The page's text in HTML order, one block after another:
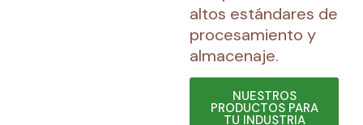
altos estándares de
procesamiento y
almacenaje.
NUESTROS
PRODUCTOS PARA
TU INDUSTRIA